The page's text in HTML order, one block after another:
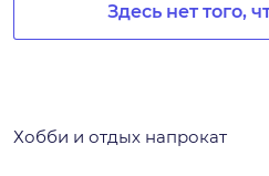
Здесь нет того,
Хобби и отдых напрокат